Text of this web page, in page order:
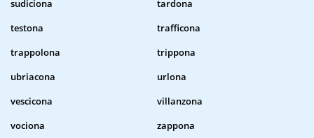
sudiciona
tardona
testona
trafficona
trappolona
trippona
ubriacona
urlona
vescicona
villanzona
vociona
zappona